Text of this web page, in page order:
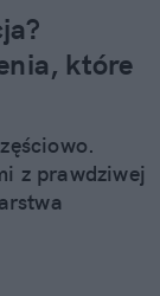
które
z prawdziwej